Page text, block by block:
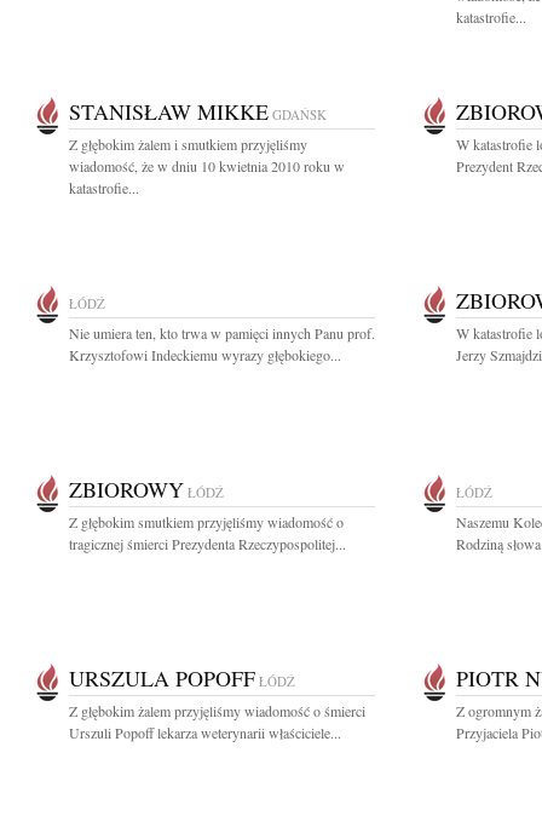
katastrofie...
STANISŁAW MIKKE GDAŃSK
Z głębokim żalem i smutkiem przyjęliśmy
wiadomość, że w dniu 10 kwietnia 2010 roku w
katastrofie...
W katastrofie
Prezydent
ŁÓDŹ
Nie umiera ten, kto trwa w pamięci innych Panu prof.
Krzysztofowi Indeckiemu wyrazy głębokiego...
W katastrofie
Jerzy
ZBIOROWY ŁÓDŹ
Z głębokim smutkiem przyjęliśmy wiadomość o
tragicznej śmierci Prezydenta Rzeczypospolitej...
ŁÓDŹ
Naszemu
Rodziną
URSZULA POPOFF ŁÓDŹ
Z głębokim żalem przyjęliśmy wiadomość o śmierci
Urszuli Popoff lekarza weterynarii właściciele...
PIOTR
Z ogromnym
Przyjaciela